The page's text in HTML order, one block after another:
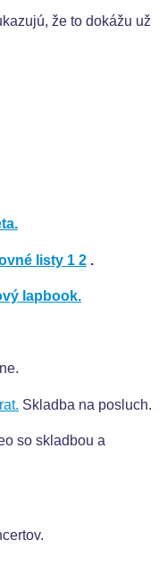
že to dokážu už
listy 1 2 .
lapbook.
Skladba na posluch.
so skladbou a